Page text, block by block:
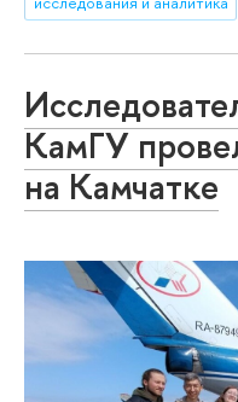
КамГУ
на Камчатке